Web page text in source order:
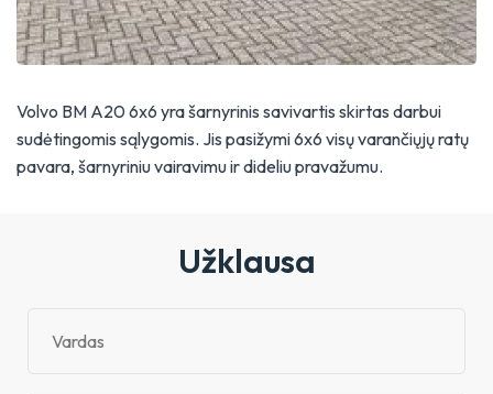
Volvo BM A20 6x6 yra šarnyrinis savivartis skirtas darbui
sudėtingomis sąlygomis. Jis pasižymi 6x6 visų varančiųjų ratų
pavara, šarnyriniu vairavimu ir dideliu pravažumu.​
Užklausa